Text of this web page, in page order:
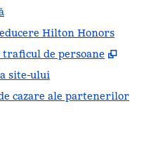
Hilton Honors
de persoane
,
site-ului
cazare ale partenerilor